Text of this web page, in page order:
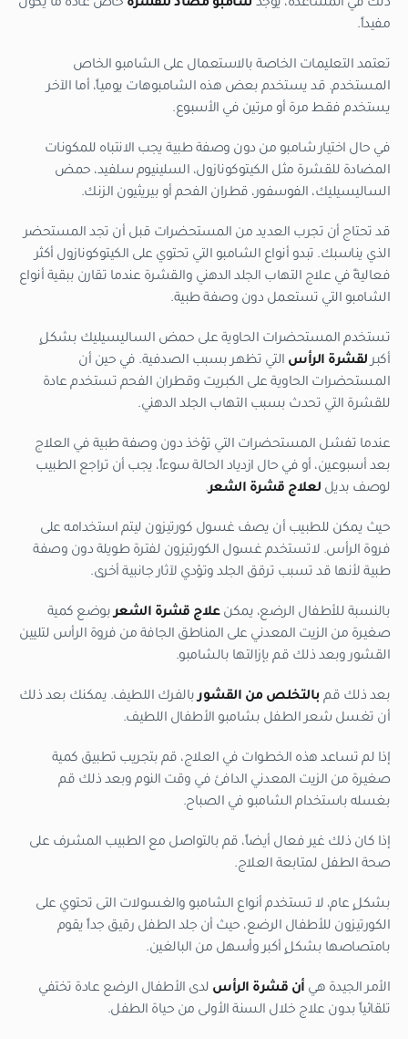
ذلك في المساعدة، يوجد شامبو مضاد للقشرة خاص عادةً ما يكون
مفيداً.
تعتمد التعليمات الخاصة بالاستعمال على الشامبو الخاص
المستخدم. قد يستخدم بعض هذه الشامبوهات يومياً، أما الآخر
يستخدم فقط مرة أو مرتين في الأسبوع.
في حال اختيار شامبو من دون وصفة طبية يجب الانتباه للمكونات
المضادة للقشرة مثل الكيتوكونازول، السلينيوم سلفيد، حمض
الساليسيليك، الفوسفور، قطران الفحم أو بيريثيون الزنك.
قد تحتاج أن تجرب العديد من المستحضرات قبل أن تجد المستحضر
الذي يناسبك. تبدو أنواع الشامبو التي تحتوي على الكيتوكونازول أكثر
فعاليةً في علاج التهاب الجلد الدهني والقشرة عندما تقارن ببقية أنواع
الشامبو التي تستعمل دون وصفة طبية.
تستخدم المستحضرات الحاوية على حمض الساليسيليك بشكلٍ
أكبر لقشرة الرأس التي تظهر بسبب الصدفية. في حين أن
المستحضرات الحاوية على الكبريت وقطران الفحم تستخدم عادة
للقشرة التي تحدث بسبب التهاب الجلد الدهني.
عندما تفشل المستحضرات التي تؤخذ دون وصفة طبية في العلاج
بعد أسبوعين، أو في حال ازدياد الحالة سوءاً، يجب أن تراجع الطبيب
لوصف بديل لعلاج قشرة الشعر.
حيث يمكن للطبيب أن يصف غسول كورتيزون ليتم استخدامه على
فروة الرأس. لاتستخدم غسول الكورتيزون لفترة طويلة دون وصفة
طبية لأنها قد تسبب ترقق الجلد وتؤدي لآثار جانبية أخرى.
بالنسبة للأطفال الرضع، يمكنعلاج قشرة الشعربوضع كمية
صغيرة من الزيت المعدني على المناطق الجافة من فروة الرأس لتليين
القشور وبعد ذلك قم بإزالتها بالشامبو.
بعد ذلك قم بالتخلص من القشوربالفرك اللطيف. يمكنك بعد ذلك
أن تغسل شعر الطفل بشامبو الأطفال اللطيف.
إذا لم تساعد هذه الخطوات في العلاج، قم بتجريب تطبيق كمية
صغيرة من الزيت المعدني الدافئ في وقت النوم وبعد ذلك قم
بغسله باستخدام الشامبو في الصباح.
إذا كان ذلك غير فعال أيضاً، قم بالتواصل مع الطبيب المشرف على
صحة الطفل لمتابعة العلاج.
بشكلٍ عام، لا تستخدم أنواع الشامبو والغسولات التى تحتوي على
الكورتيزون للأطفال الرضع، حيث أن جلد الطفل رقيق جداً يقوم
بامتصاصها بشكلٍ أكبر وأسهل من البالغين.
الأمر الجيدة هي أن قشرة الرأس لدى الأطفال الرضع عادة تختفي
تلقائياً بدون علاج خلال السنة الأولى من حياة الطفل.